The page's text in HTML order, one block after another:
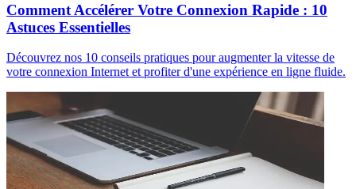
Comment Accélérer Votre Connexion Rapide : 10
Astuces Essentielles
Découvrez nos 10 conseils pratiques pour augmenter la vitesse de
votre connexion Internet et profiter d'une expérience en ligne fluide.